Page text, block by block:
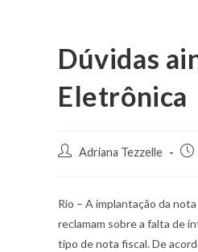
Dúvidas
Eletrônica
Adriana Tezzelle
Rio – A implantação da
reclamam sobre a falta de
tipo de nota fiscal.De